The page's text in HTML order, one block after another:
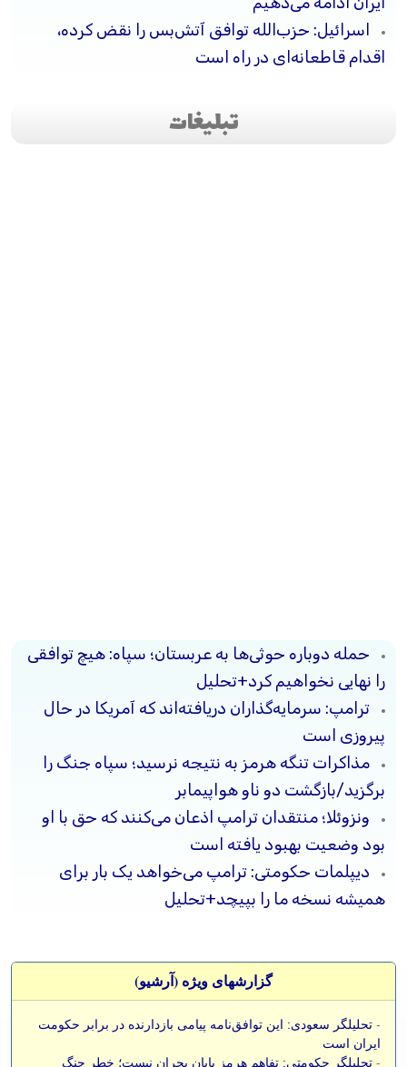
اسرائیل: حزب‌الله توافق آتش‌بس را نقض کرده،
اقدام قاطعانه‌ای در راه است
تبلیغات
حمله دوباره حوثی‌ها به عربستان؛ سپاه: هیچ توافقی
را نهایی نخواهیم کرد+تحلیل
ترامپ: سرمایه‌گذاران دریافته‌اند که آمریکا در حال
پیروزی است
مذاکرات تنگه هرمز به نتیجه نرسید؛ سپاه جنگ را
برگزید/بازگشت دو ناو هواپیمابر
ونزوئلا؛ منتقدان ترامپ اذعان می‌کنند که حق با او
بود وضعیت بهبود یافته است
دیپلمات حکومتی: ترامپ می‌خواهد یک بار برای
همیشه نسخه ما را بپیچد+تحلیل
گزارشهای ویژه (آرشيو)
- تحلیلگر سعودی: این توافق‌نامه پیامی بازدارنده در برابر حکومت
ایران است
- تحلیلگر حکومتی: تفاهم هرمز پایان بحران نیست؛ خطر جنگ